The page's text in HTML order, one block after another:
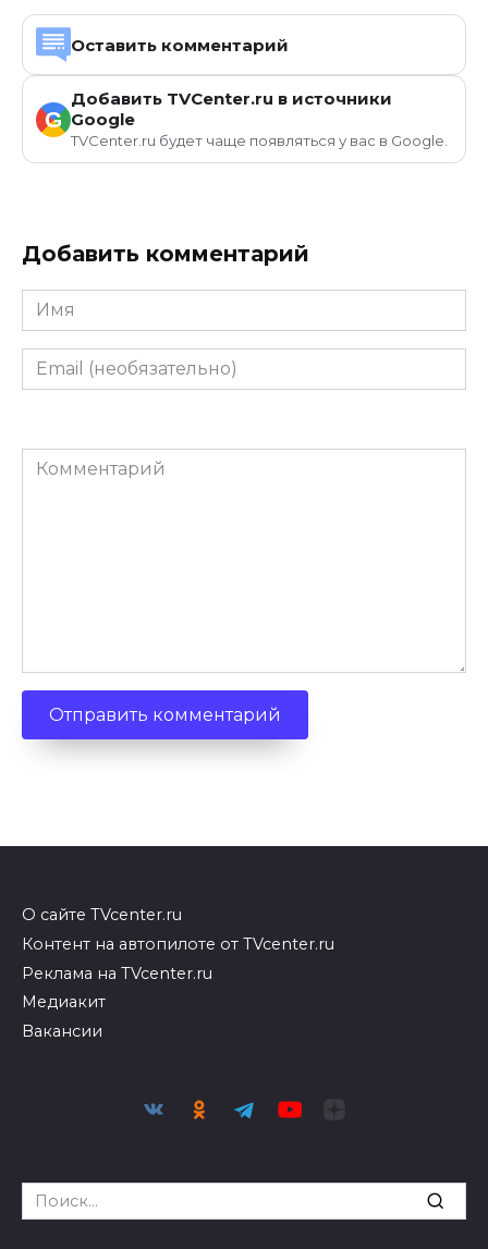
Оставить комментарий
G
Добавить TVCenter.ru в источники
Google
TVCenter.ru будет чаще появляться у вас в Google.
Добавить комментарий
Имя
Email
(необязательно)
Комментарий
О сайте TVcenter.ru
Контент на автопилоте от TVcenter.ru
Реклама на TVcenter.ru
Медиакит
Вакансии
Search
for: